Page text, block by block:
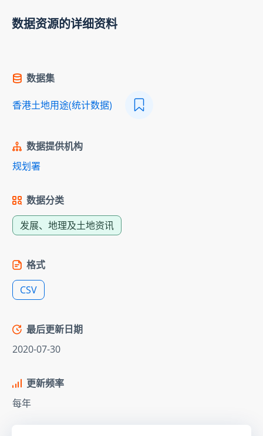
数据资源的详细资料
数据集
香港土地用途(统计数据)
数据提供机构
规划署
数据分类
发展、地理及土地资讯
格式
CSV
最后更新日期
2020-07-30
更新频率
每年